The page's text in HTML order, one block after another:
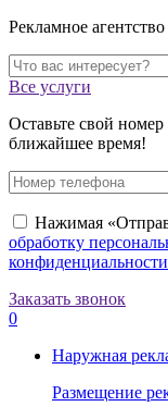
Рекламное
Все услуги
Оставьте свой
ближайшее время!
Нажимая
обработку
конфиденциальности
Заказать звонок
0
Наружная
Размещение